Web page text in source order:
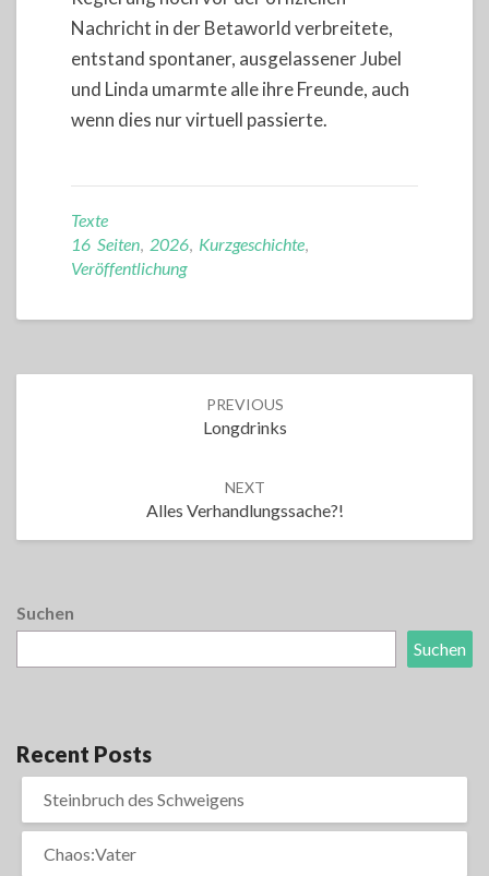
Nachricht in der Betaworld verbreitete,
entstand spontaner, ausgelassener Jubel
und Linda umarmte alle ihre Freunde, auch
wenn dies nur virtuell passierte.
Texte
16 Seiten 2026 Kurzgeschichte
Veröffentlichung
PREVIOUS
Longdrinks
NEXT
Alles Verhandlungssache?!
Suchen
Suchen
Recent Posts
Steinbruch des Schweigens
Chaos:Vater